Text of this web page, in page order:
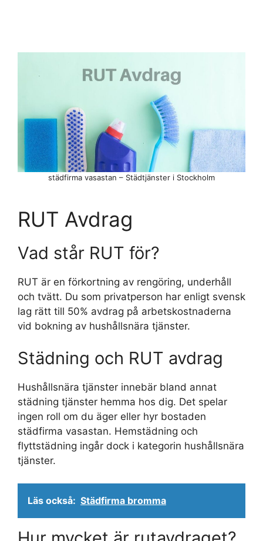
RUT Avdrag
Vad står RUT för?
RUT är en förkortning av rengöring, underhåll
och tvätt. Du som privatperson har enligt svensk
lag rätt till 50% avdrag på arbetskostnaderna
vid bokning av hushållsnära tjänster.
Städning och RUT avdrag
Hushållsnära tjänster innebär bland annat
städning tjänster hemma hos dig. Det spelar
ingen roll om du äger eller hyr bostaden
städfirma vasastan. Hemstädning och
flyttstädning ingår dock i kategorin hushållsnära
tjänster.
Läs också: Städfirma bromma
städfirma vasastan – Städtjänster i Stockholm